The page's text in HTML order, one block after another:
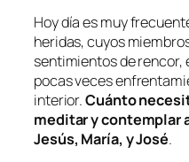
Hoy día es muy
heridas, cuyos
sentimientos de rencor,
pocas veces
interior.Cuánto
meditar y contemplar
Jesús, María, y José.